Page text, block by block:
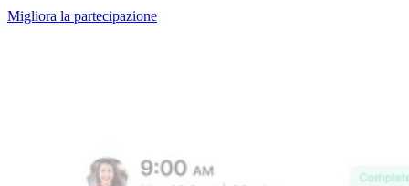
Migliora la partecipazione